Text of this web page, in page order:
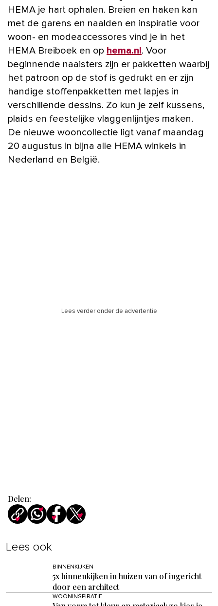
HEMA je hart ophalen. Breien en haken kan
met de garens en naalden en inspiratie voor
woon- en modeaccessores vind je in het
HEMA Breiboek en op hema.nl . Voor
beginnende naaisters zijn er pakketten waarbij
het patroon op de stof is gedrukt en er zijn
handige stoffenpakketten met lapjes in
verschillende dessins. Zo kun je zelf kussens,
plaids en feestelijke vlaggenlijntjes maken.
De nieuwe wooncollectie ligt vanaf maandag
20 augustus in bijna alle HEMA winkels in
Nederland en België.
Lees verder onder de advertentie
Delen:
Lees ook
BINNENKIJKEN
5x binnenkijken in huizen van of ingericht
door een architect
WOONINSPIRATIE